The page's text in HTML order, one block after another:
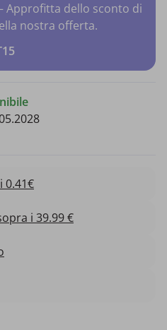
– Approfitta dello sconto di
nostra offerta.
0.41€
i 39.99 €